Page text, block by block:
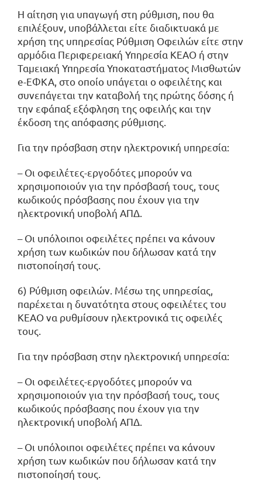
Η αίτηση για υπαγωγή στη ρύθμιση, που θα
επιλέξουν, υποβάλλεται είτε διαδικτυακά με
χρήση της υπηρεσίας Ρύθμιση Οφειλών είτε στην
αρμόδια Περιφερειακή Υπηρεσία ΚΕΑΟ ή στην
Ταμειακή Υπηρεσία Υποκαταστήματος Μισθωτών
e-ΕΦΚΑ, στο οποίο υπάγεται ο οφειλέτης και
συνεπάγεται την καταβολή της πρώτης δόσης ή
την εφάπαξ εξόφληση της οφειλής και την
έκδοση της απόφασης ρύθμισης.
Για την πρόσβαση στην ηλεκτρονική υπηρεσία:
– Οι οφειλέτες-εργοδότες μπορούν να
χρησιμοποιούν για την πρόσβασή τους, τους
κωδικούς πρόσβασης που έχουν για την
ηλεκτρονική υποβολή ΑΠΔ.
– Οι υπόλοιποι οφειλέτες πρέπει να κάνουν
χρήση των κωδικών που δήλωσαν κατά την
πιστοποίησή τους.
6) Ρύθμιση οφειλών. Μέσω της υπηρεσίας,
παρέχεται η δυνατότητα στους οφειλέτες του
ΚΕΑΟ να ρυθμίσουν ηλεκτρονικά τις οφειλές
τους.
Για την πρόσβαση στην ηλεκτρονική υπηρεσία:
– Οι οφειλέτες-εργοδότες μπορούν να
χρησιμοποιούν για την πρόσβασή τους, τους
κωδικούς πρόσβασης που έχουν για την
ηλεκτρονική υποβολή ΑΠΔ.
– Οι υπόλοιποι οφειλέτες πρέπει να κάνουν
χρήση των κωδικών που δήλωσαν κατά την
πιστοποίησή τους.